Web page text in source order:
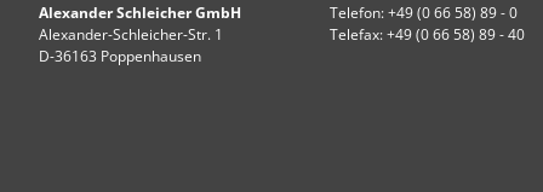
Alexander Schleicher GmbH
Alexander-Schleicher-Str. 1
D-36163 Poppenhausen
Telefon: +49 (0 66 58) 89 - 0
Telefax: +49 (0 66 58) 89 - 40